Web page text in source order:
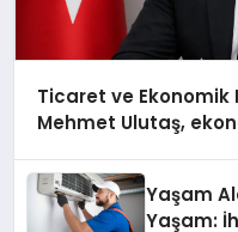
Ticaret ve Ekonomik
Mehmet Ulutaş,
Yaşam
Yaşam: